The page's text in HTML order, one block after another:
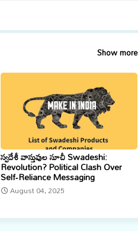
Show more
స్వదేశీ వాస్తువుల సూచీ Swadeshi:
Revolution? Political Clash Over
Self‑Reliance Messaging
August 04, 2025